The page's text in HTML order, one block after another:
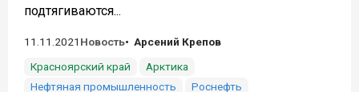
подтягиваются...
11.11.2021 Новость
Арсений Крепов
Красноярский край
Арктика
Нефтяная промышленность
Роснефть